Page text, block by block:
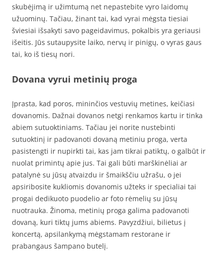
skubėjimą ir užimtumą net nepastebite vyro laidomų
užuominų. Tačiau, žinant tai, kad vyrai mėgsta tiesiai
šviesiai išsakyti savo pageidavimus, pokalbis yra geriausi
išeitis. Jūs sutaupysite laiko, nervų ir pinigų, o vyras gaus
tai, ko iš tiesų nori.
Dovana vyrui metinių proga
Įprasta, kad poros, mininčios vestuvių metines, keičiasi
dovanomis. Dažnai dovanos netgi renkamos kartu ir tinka
abiem sutuoktiniams. Tačiau jei norite nustebinti
sutuoktinį ir padovanoti dovaną metiniu proga, verta
pasistengti ir nupirkti tai, kas jam tikrai patiktų, o galbūt ir
nuolat primintų apie jus. Tai gali būti marškinėliai ar
patalynė su jūsų atvaizdu ir šmaikščiu užrašu, o jei
apsiribosite kukliomis dovanomis užteks ir specialiai tai
progai dedikuoto puodelio ar foto rėmelių su jūsų
nuotrauka. Žinoma, metinių proga galima padovanoti
dovaną, kuri tiktų jums abiems. Pavyzdžiui, bilietus į
koncertą, apsilankymą mėgstamam restorane ir
prabangaus šampano butelį.